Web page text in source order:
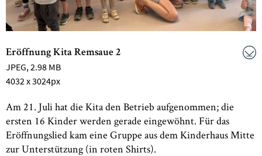
Eröffnung Kita Remsaue 2
JPEG, 2.98 MB
4032 x 3024px
Am 21. Juli hat die Kita den Betrieb aufgenommen; die
ersten 16 Kinder werden gerade eingewöhnt. Für das
Eröffnungslied kam eine Gruppe aus dem Kinderhaus Mitte
zur Unterstützung (in roten Shirts).